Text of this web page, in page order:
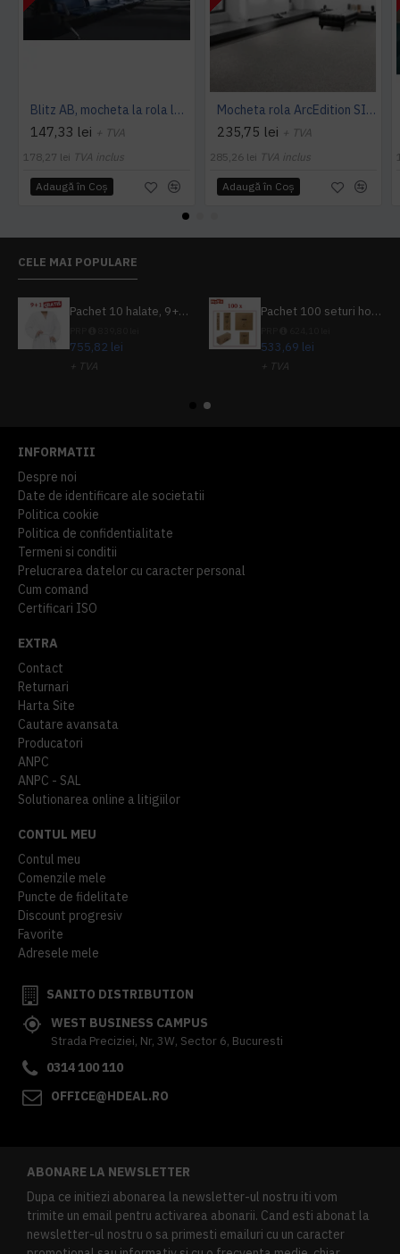
Blitz AB, mocheta la rola latime 4 m, Balta Industries
147,33 lei + TVA
178,27 lei TVA inclus
Adaugă în Coş
Mocheta rola ArcEdition SIRIOUS AB
235,75 lei + TVA
285,26 lei TVA inclus
Adaugă în Coş
CELE MAI POPULARE
Pachet 10 halate, 9+1 gratuit
755,82 lei
+ TVA
Pachet 100 seturi hoteliere, set dentar, set barbierit, casca de dus, pila unghii, set cusut
533,69 lei
+ TVA
INFORMATII
Despre noi
Date de identificare ale societatii
Politica cookie
Politica de confidentialitate
Termeni si conditii
Prelucrarea datelor cu caracter personal
Cum comand
Certificari ISO
EXTRA
Contact
Returnari
Harta Site
Cautare avansata
Producatori
ANPC
ANPC - SAL
Solutionarea online a litigiilor
CONTUL MEU
Contul meu
Comenzile mele
Puncte de fidelitate
Discount progresiv
Favorite
Adresele mele
SANITO DISTRIBUTION
WEST BUSINESS CAMPUS
Strada Preciziei, Nr, 3W, Sector 6, Bucuresti
0314 100 110
OFFICE@HDEAL.RO
ABONARE LA NEWSLETTER
Dupa ce initiezi abonarea la newsletter-ul nostru iti vom
trimite un email pentru activarea abonarii. Cand esti abonat la
newsletter-ul nostru o sa primesti emailuri cu un caracter